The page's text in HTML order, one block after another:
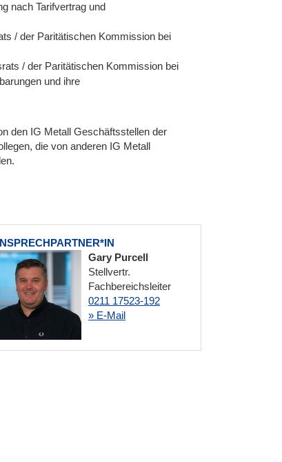
nach Tarifvertrag und
/ der Paritätischen Kommission bei
/ der Paritätischen Kommission bei
und ihre
den IG Metall Geschäftsstellen der
die von anderen IG Metall
Gary Purcell
Stellvertr.
Fachbereichsleiter
0211 17523-192
» E-Mail